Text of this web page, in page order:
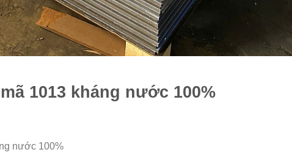
1013 kháng nước 100%
nước 100%